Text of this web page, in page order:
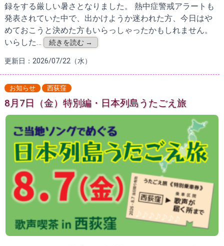
録をする厳しい暑さとなりました。 熱中症警戒アラートも
発表されていた中で、出かけようか迷われた方、今日はや
めておこうと決めた方もいらっしゃったかもしれません。
いらした…
続きを読む →
更新日：2026/07/22（水）
お知らせ 西荻窪
8月7日（金）特別編・日本列島うたごえ旅